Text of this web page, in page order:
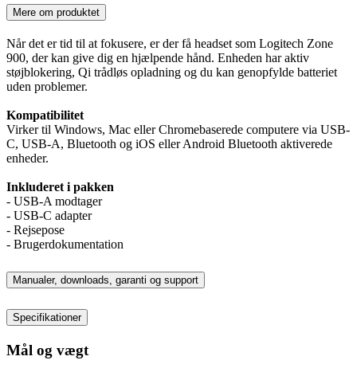
Mere om produktet
Når det er tid til at fokusere, er der få headset som Logitech Zone
900, der kan give dig en hjælpende hånd. Enheden har aktiv
støjblokering, Qi trådløs opladning og du kan genopfylde batteriet
uden problemer.
Kompatibilitet
Virker til Windows, Mac eller Chromebaserede computere via USB-
C, USB-A, Bluetooth og iOS eller Android Bluetooth aktiverede
enheder.
Inkluderet i pakken
- USB-A modtager
- USB-C adapter
- Rejsepose
- Brugerdokumentation
Manualer, downloads, garanti og support
Specifikationer
Mål og vægt